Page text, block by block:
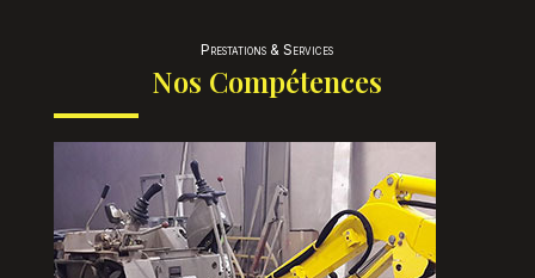
Prestations & Services
Nos Compétences